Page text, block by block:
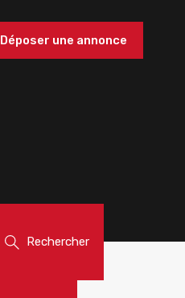
Déposer une annonce
Rechercher